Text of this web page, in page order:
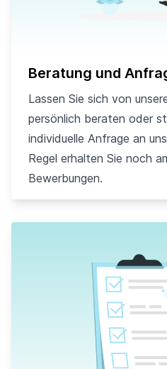
Beratung und
Lassen Sie sich von
persönlich beraten oder
individuelle Anfrage an
Regel erhalten Sie noch
Bewerbungen.